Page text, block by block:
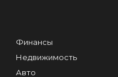
Финансы
Недвижимость
Авто